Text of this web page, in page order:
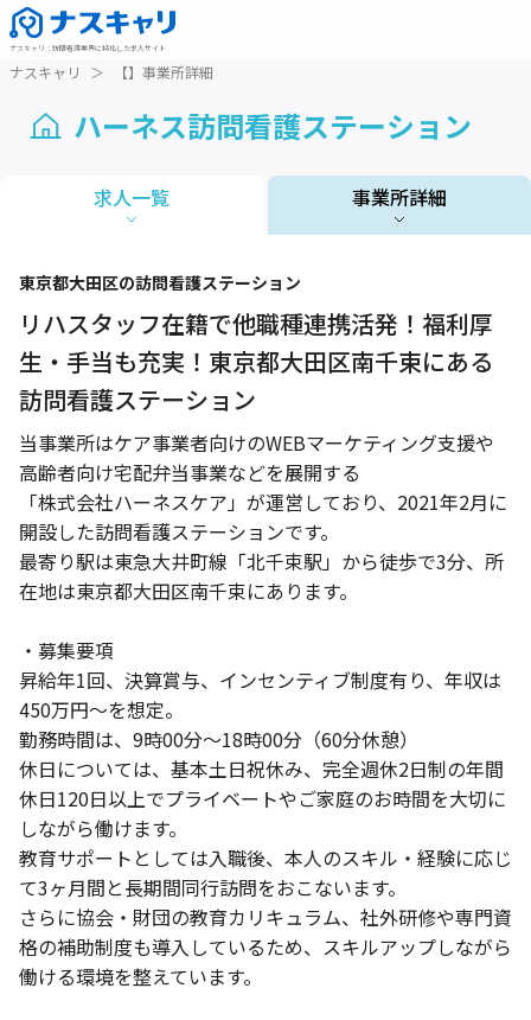
ナスキャリ ： 訪問看護業界に特化した求人サイト
ナスキャリ ＞ 【】事業所詳細
ハーネス訪問看護ステーション
求人一覧 事業所詳細
1 / 1
東京都大田区の訪問看護ステーション
リハスタッフ在籍で他職種連携活発！福利厚
生・手当も充実！東京都大田区南千束にある
訪問看護ステーション
当事業所はケア事業者向けのWEBマーケティング支援や
高齢者向け宅配弁当事業などを展開する
「株式会社ハーネスケア」が運営しており、2021年2月に
開設した訪問看護ステーションです。
最寄り駅は東急大井町線「北千束駅」から徒歩で3分、所
在地は東京都大田区南千束にあります。
・募集要項
昇給年1回、決算賞与、インセンティブ制度有り、年収は
450万円～を想定。
勤務時間は、9時00分～18時00分（60分休憩）
休日については、基本土日祝休み、完全週休2日制の年間
休日120日以上でプライベートやご家庭のお時間を大切に
しながら働けます。
教育サポートとしては入職後、本人のスキル・経験に応じ
て3ヶ月間と長期間同行訪問をおこないます。
さらに協会・財団の教育カリキュラム、社外研修や専門資
格の補助制度も導入しているため、スキルアップしながら
働ける環境を整えています。